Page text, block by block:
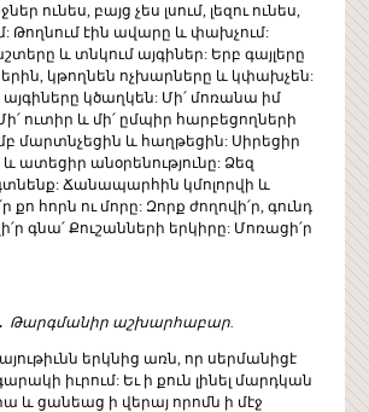
ունես, բայց չես լսում, լեզու ունես,
Թողնում էին ավարը և փախչում:
և տնկում այգիներ: Երբ գայլերը
կթողնեն ոչխարները և կփախչեն:
կծաղկեն: Մի՛ մոռանա իմ
ուտիր և մի՛ ըմպիր հարբեցողների
մարտնչեցին և հաղթեցին: Սիրեցիր
և ատեցիր անօրենությունը: Ձեզ
Ճանապարհին կմոլորվի և
քո հորն ու մորը: Զորք ժողովի՛ր, գունդ
գնա՛ Քուշանների երկիրը: Մոռացի՛ր
Թարգմանիր աշխարհաբար.
երկնից առն, որ սերմանիցէ
իւրում: Եւ ի քուն լինել մարդկան
և ցանեաց ի վերայ որոմն ի մէջ